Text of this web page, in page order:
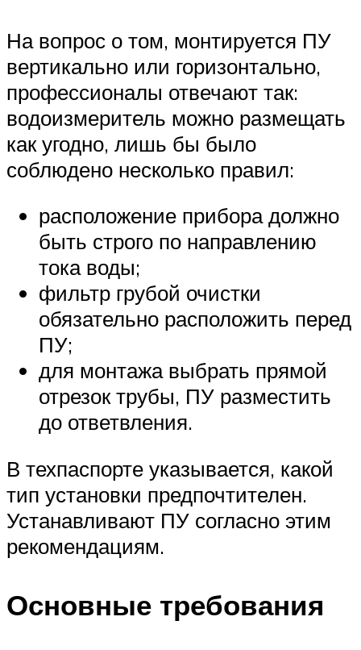
На вопрос о том, монтируется ПУ
вертикально или горизонтально,
профессионалы отвечают так:
водоизмеритель можно размещать
как угодно, лишь бы было
соблюдено несколько правил:
расположение прибора должно
быть строго по направлению
тока воды;
фильтр грубой очистки
обязательно расположить перед
ПУ;
для монтажа выбрать прямой
отрезок трубы, ПУ разместить
до ответвления.
В техпаспорте указывается, какой
тип установки предпочтителен.
Устанавливают ПУ согласно этим
рекомендациям.
Основные требования